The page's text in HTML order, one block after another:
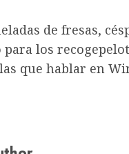
de fresas,
los
que hablar en